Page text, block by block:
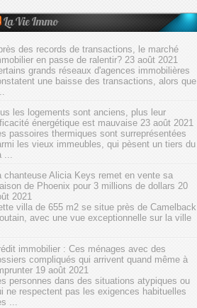
La Vie Immo
des records de transactions, le marché
en passe de ralentir? 23 août 2021
grands réseaux d'agences immobilières
une baisse des transactions, alors que
les logements sont anciens, plus leur
énergétique est mauvaise 23 août 2021
passoires thermiques sont surreprésentées
les vieux immeubles, qui pèsent un tiers du
...
chanteuse Alicia Keys remet en vente sa
de Phoenix pour 3 millions de dollars 20
2021
villa de 655 m2 se situe près de Camelback
avec une vue exceptionnelle sur la ville
immobilier : Ces ménages avec des
compliqués qui arrivent quand même à
19 août 2021
personnes dans des situations atypiques ou
ne respectent pas les exigences habituelles
...